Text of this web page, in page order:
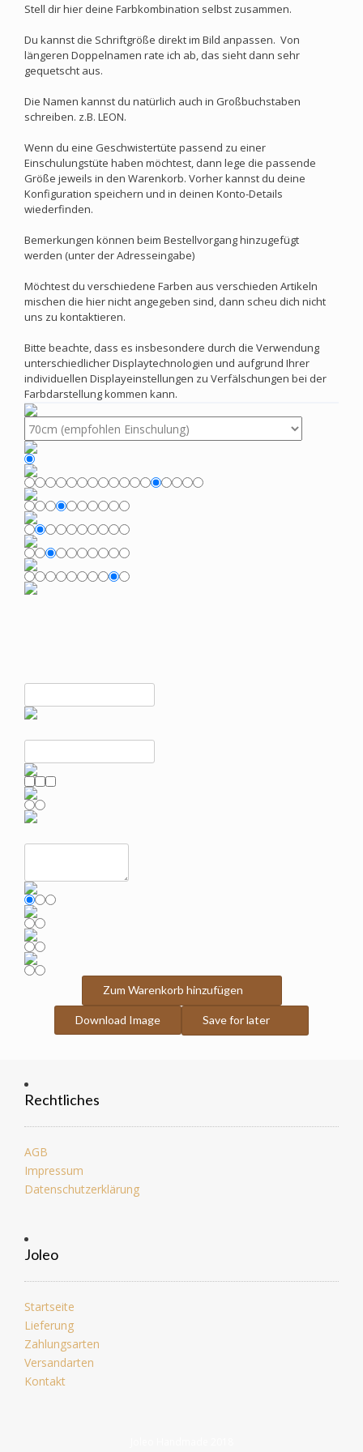
Stell dir hier deine Farbkombination selbst zusammen.
Du kannst die Schriftgröße direkt im Bild anpassen. Von
längeren Doppelnamen rate ich ab, das sieht dann sehr
gequetscht aus.
Die Namen kannst du natürlich auch in Großbuchstaben
schreiben. z.B. LEON.
Wenn du eine Geschwistertüte passend zu einer
Einschulungstüte haben möchtest, dann lege die passende
Größe jeweils in den Warenkorb. Vorher kannst du deine
Konfiguration speichern und in deinen Konto-Details
wiederfinden.
Bemerkungen können beim Bestellvorgang hinzugefügt
werden (unter der Adresseingabe)
Möchtest du verschiedene Farben aus verschieden Artikeln
mischen die hier nicht angegeben sind, dann scheu dich nicht
uns zu kontaktieren.
Bitte beachte, dass es insbesondere durch die Verwendung
unterschiedlicher Displaytechnologien und aufgrund Ihrer
individuellen Displayeinstellungen zu Verfälschungen bei der
Farbdarstellung kommen kann.
Zum Warenkorb hinzufügen
Download Image Save for later
Rechtliches
AGB
Impressum
Datenschutzerklärung
Joleo
Startseite
Lieferung
Zahlungsarten
Versandarten
Kontakt